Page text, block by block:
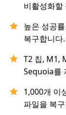
비활성화할
높은 성공
복구합니다.
T2 칩, M1,
Sequoia를
1,000개 이
파일을 복